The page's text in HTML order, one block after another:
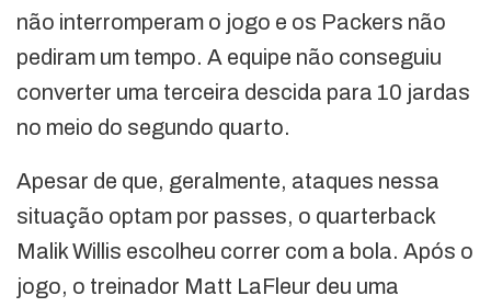
não interromperam o jogo e os Packers não
pediram um tempo. A equipe não conseguiu
converter uma terceira descida para 10 jardas
no meio do segundo quarto.
Apesar de que, geralmente, ataques nessa
situação optam por passes, o quarterback
Malik Willis escolheu correr com a bola. Após o
jogo, o treinador Matt LaFleur deu uma